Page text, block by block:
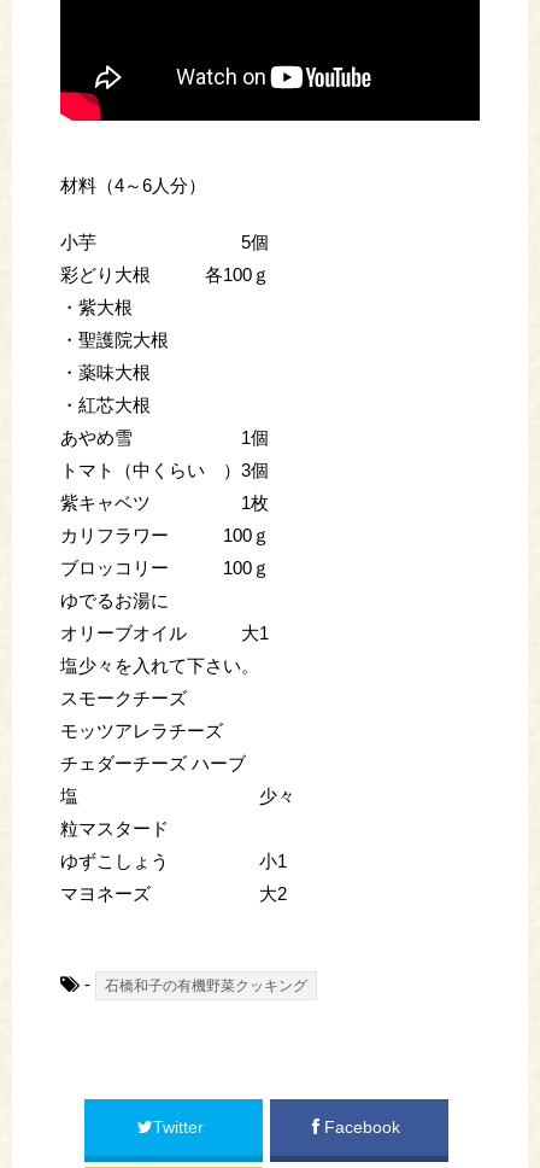
材料（4～6人分）
小芋 5個
彩どり大根 各100ｇ
・紫大根
・聖護院大根
・薬味大根
・紅芯大根
あやめ雪 1個
トマト（中くらい ）3個
紫キャベツ 1枚
カリフラワー 100ｇ
ブロッコリー 100ｇ
ゆでるお湯に
オリーブオイル 大1
塩少々を入れて下さい。
スモークチーズ
モッツアレラチーズ
チェダーチーズ ハーブ
塩 少々
粒マスタード
ゆずこしょう 小1
マヨネーズ 大2
- 石橋和子の有機野菜クッキング
Twitter Facebook